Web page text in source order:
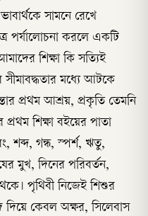
সামনে রেখে
পর্যালোচনা করলে একটি
শিক্ষা কি সত্যিই
সীমাবদ্ধতার মধ্যে আটকে
প্রথম আশ্রয়, প্রকৃতি তেমনি
শিক্ষা বইয়ের পাতা
গন্ধ, স্পর্শ, ঋতু,
মুখ, দিনের পরিবর্তন,
পৃথিবী নিজেই শিশুর
দিয়ে কেবল অক্ষর, সিলেবাস